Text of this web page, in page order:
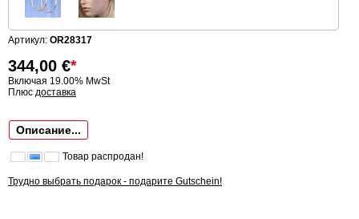
Артикул: OR28317
344,00 €*
Включая 19.00% MwSt
Плюс доставка
Описание...
Товар распродан!
Трудно выбрать подарок - подарите Gutschein!